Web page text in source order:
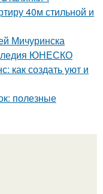
40м стильной и
Мичуринска
ЮНЕСКО
как создать уют и
полезные